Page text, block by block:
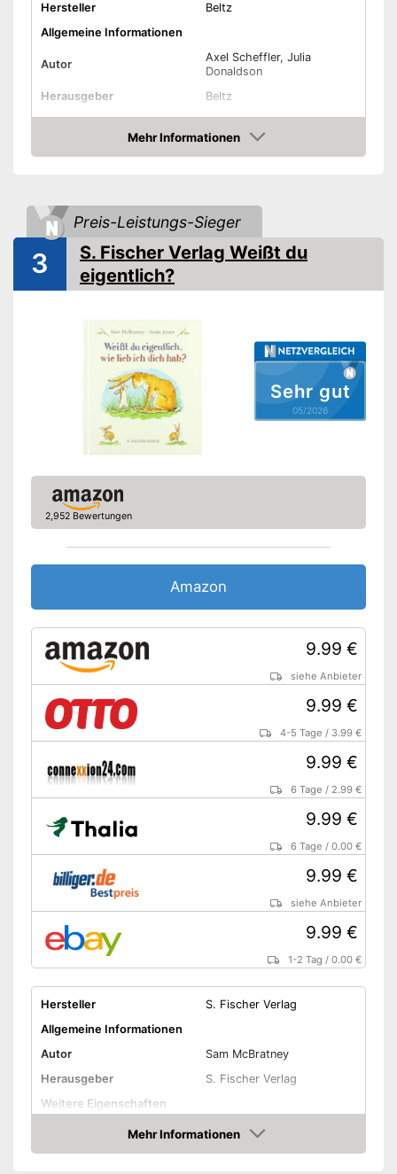
Hersteller
Beltz
Allgemeine Informationen
Autor
Axel Scheffler, Julia
Donaldson
Herausgeber
Beltz
Weitere Eigenschaften
Gebunden
Bilder
Illustrator
Axel Scheffler
Amazon Lieferzeit
Mehr Informationen
Amazon
Preis-Leistungs-Sieger
Sehr gut
05/2026
3
S. Fischer Verlag Weißt du
eigentlich?
2,952 Bewertungen
Amazon
9.99 €
siehe Anbieter
9.99 €
4-5 Tage / 3.99 €
9.99 €
6 Tage / 2.99 €
9.99 €
6 Tage /0.00 €
9.99 €
siehe Anbieter
9.99 €
1-2 Tag /0.00 €
Hersteller
S. Fischer Verlag
Allgemeine Informationen
Autor
Sam McBratney
Herausgeber
S. Fischer Verlag
Weitere Eigenschaften
Gebunden
Anzahl Seiten
32
Mehr Informationen
Amazon